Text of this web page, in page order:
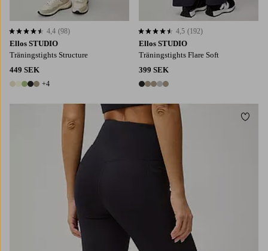
Ellos STUDIO
Träningstights Structure
449 SEK
9 färger
+4
4,4 baserat på 98 st betyg
4,4 (98)
Ellos STUDIO
Träningstights Flare Soft
399 SEK
5 färger
4,5 baserat på 192 st betyg
4,5 (192)